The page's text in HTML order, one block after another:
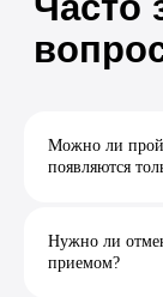
Можно ли
появляются
Нужно ли
приемом?